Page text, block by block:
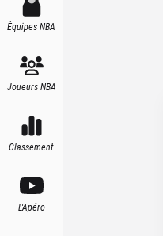
Équipes NBA
Joueurs NBA
Classement
L'Apéro